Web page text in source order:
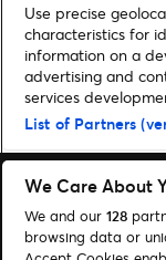
Home»Musik»
Use precise
characteristics for
information on a
advertising and
services
List of Partners
We Care About
We and our 128
browsing data or